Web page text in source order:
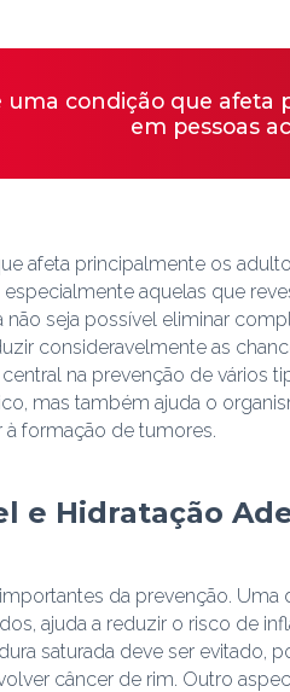
uma condição que
em pessoas
afeta principalmente os
especialmente aquelas que
não seja possível eliminar
consideravelmente as
na prevenção de vários
mas também ajuda o
formação de tumores.
e Hidratação
da prevenção.
ajuda a reduzir o risco de
saturada deve ser
câncer de rim. Outro